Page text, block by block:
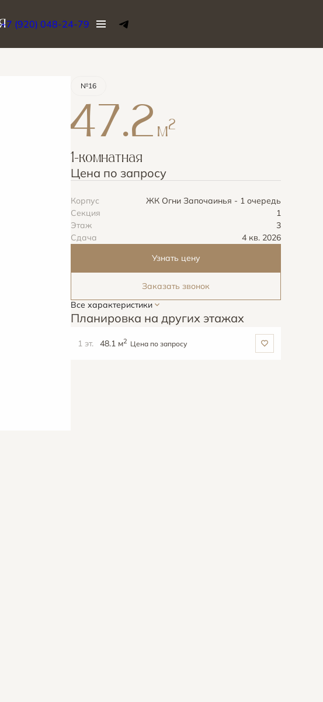
+7 (920) 048-24-79
№16
47.2 м2
1-комнатная
Цена по запросу
Корпус
ЖК Огни Започаинья - 1 очередь
Секция
1
Этаж
3
Сдача
4 кв. 2026
Узнать цену
Заказать звонок
Все характеристики
Планировка на других этажах
1 эт. 48.1 м2 Цена по запросу